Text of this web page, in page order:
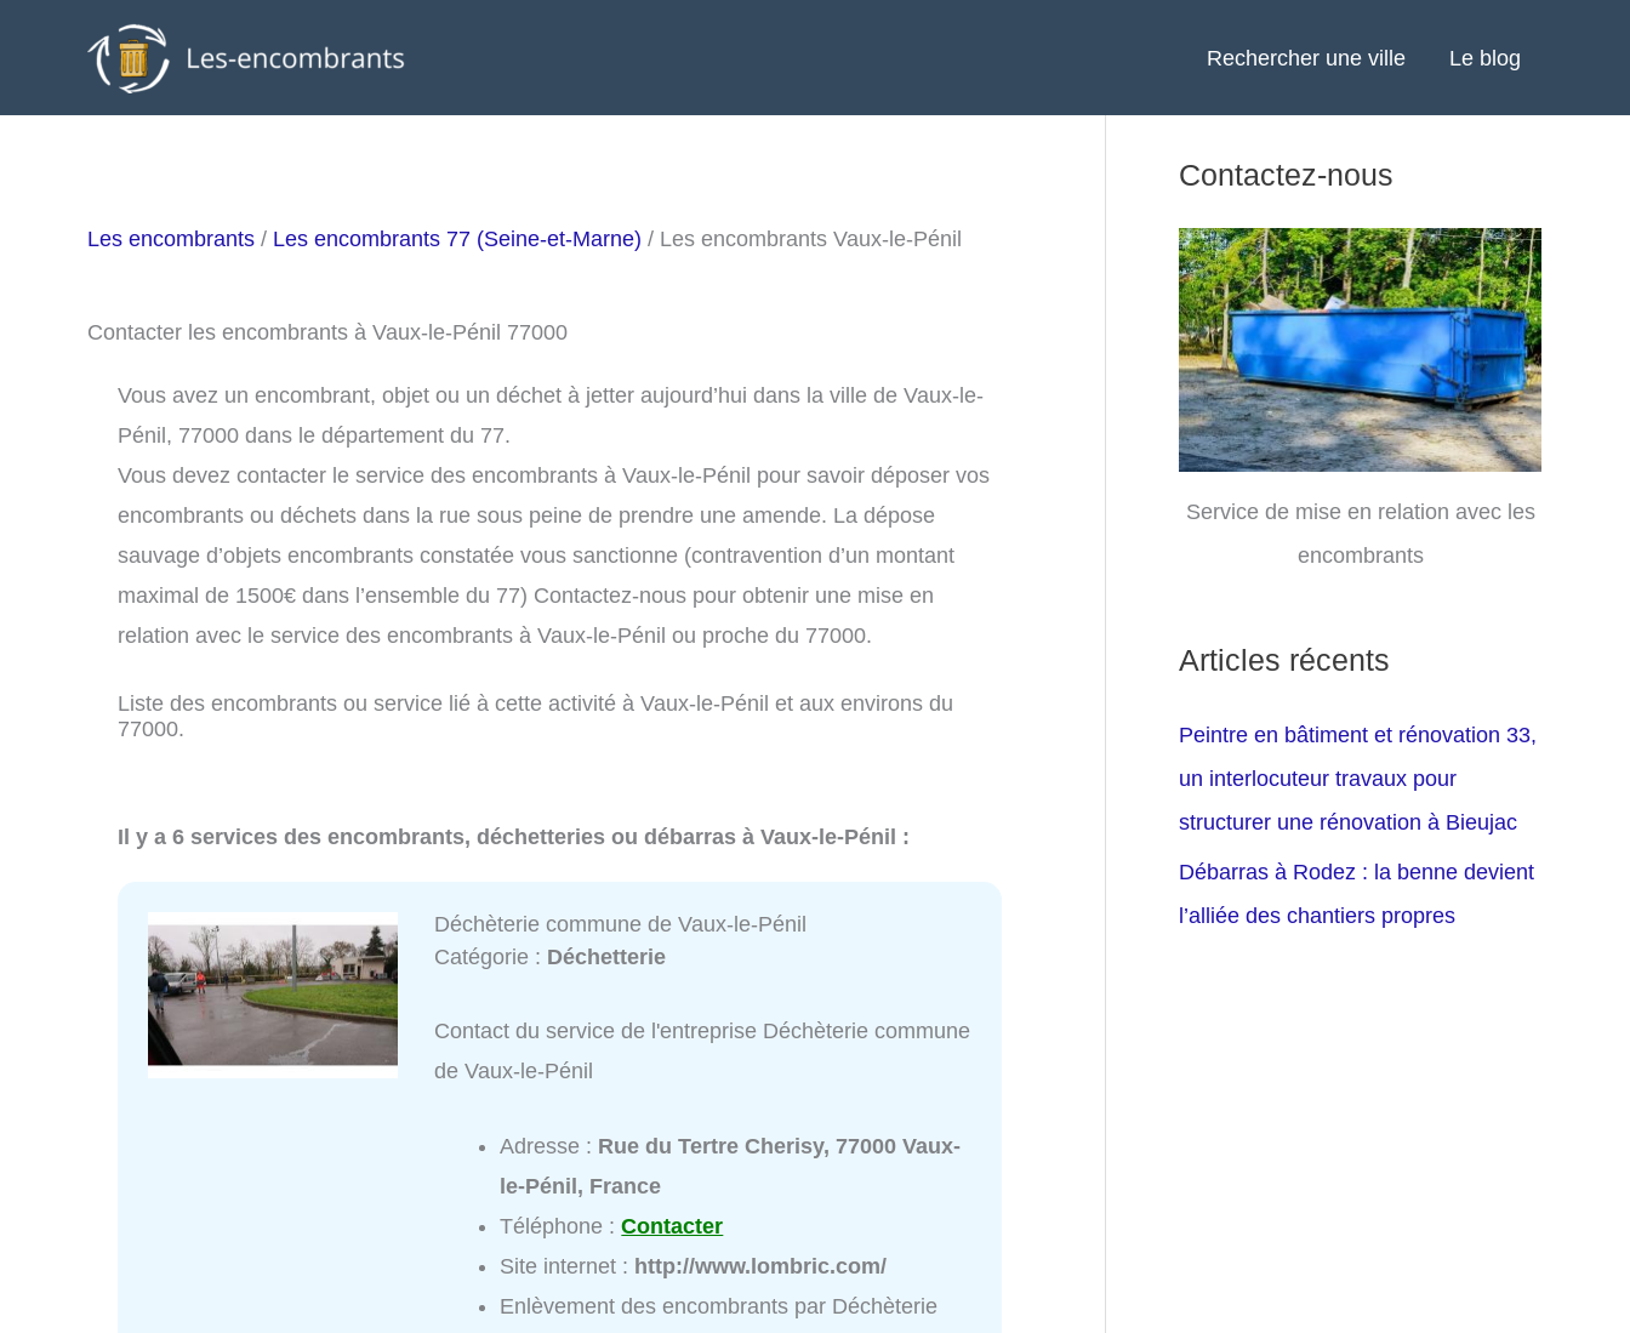
Rechercher une ville Le blog
Les encombrants / Les encombrants 77 (Seine-et-Marne) / Les encombrants Vaux-le-Pénil
Contacter les encombrants à Vaux-le-Pénil 77000
Vous avez un encombrant, objet ou un déchet à jetter aujourd’hui dans la ville de Vaux-le-
Pénil, 77000 dans le département du 77.
Vous devez contacter le service des encombrants à Vaux-le-Pénil pour savoir déposer vos
encombrants ou déchets dans la rue sous peine de prendre une amende. La dépose
sauvage d’objets encombrants constatée vous sanctionne (contravention d’un montant
maximal de 1500€ dans l’ensemble du 77) Contactez-nous pour obtenir une mise en
relation avec le service des encombrants à Vaux-le-Pénil ou proche du 77000.
Liste des encombrants ou service lié à cette activité à Vaux-le-Pénil et aux environs du
77000.
Il y a 6 services des encombrants, déchetteries ou débarras à Vaux-le-Pénil :
Déchèterie commune de Vaux-le-Pénil
Catégorie : Déchetterie
Contact du service de l'entreprise Déchèterie commune
de Vaux-le-Pénil
Adresse : Rue du Tertre Cherisy, 77000 Vaux-
le-Pénil, France
Téléphone :Contacter
Site internet : http://www.lombric.com/
Enlèvement des encombrants par Déchèterie
Contactez-nous
Service de mise en relation avec les
encombrants
Articles récents
Peintre en bâtiment et rénovation 33,
un interlocuteur travaux pour
structurer une rénovation à Bieujac
Débarras à Rodez : la benne devient
l’alliée des chantiers propres